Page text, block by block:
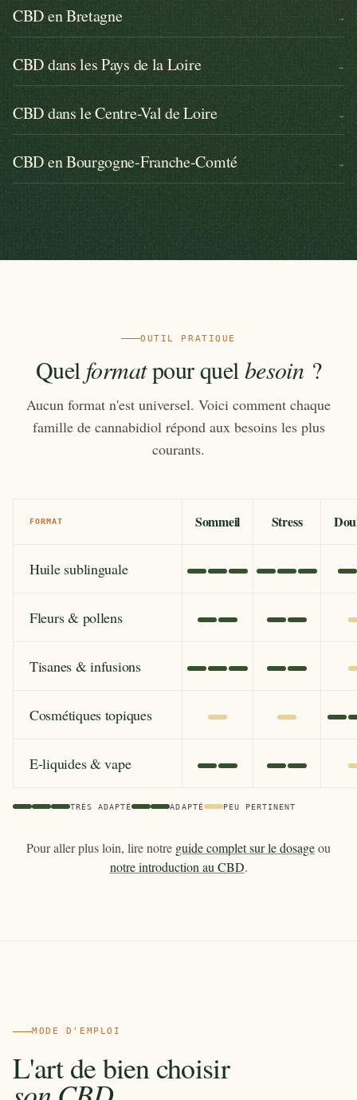
CBD en Bretagne →
CBD dans les Pays de la Loire →
CBD dans le Centre-Val de Loire →
CBD en Bourgogne-Franche-Comté →
OUTIL PRATIQUE
Quel formatpour quel besoin ?
Aucun format n'est universel. Voici comment chaque
famille de cannabidiol répond aux besoins les plus
courants.
FORMAT Sommeil Stress
Huile sublinguale
Fleurs & pollens
Tisanes & infusions
Cosmétiques topiques
E-liquides & vape
TRÈS ADAPTÉ ADAPTÉ PEU PERTINENT
Pour aller plus loin, lire notre guide complet sur le dosageou
notre introduction au CBD.
MODE D'EMPLOI
L'art de bien choisir